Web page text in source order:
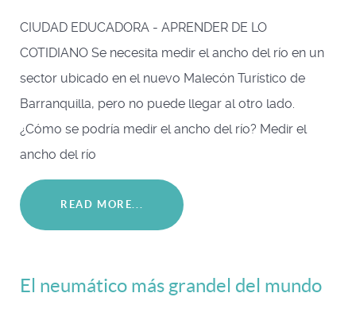
CIUDAD EDUCADORA - APRENDER DE LO
COTIDIANO Se necesita medir el ancho del río en un
sector ubicado en el nuevo Malecón Turístico de
Barranquilla, pero no puede llegar al otro lado.
¿Cómo se podría medir el ancho del río? Medir el
ancho del río
READ MORE...
El neumático más grandel del mundo